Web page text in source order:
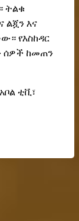
ትልቁ
ልጇን እና
የእስከዳር
ሰዎች ከመጠን
ቲቪ፣